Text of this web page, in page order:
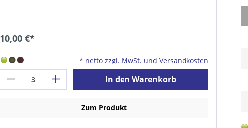
10,00 €*
* netto zzgl. MwSt. und Versandkosten
In den Warenkorb
Zum Produkt